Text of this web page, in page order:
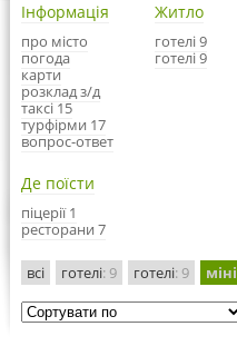
Інформація
про місто
погода
карти
розклад з/д
таксі 15
турфірми 17
вопрос-ответ
Житло
готелі 9
готелі 9
Де поїсти
піцерії 1
ресторани 7
всі готелі: 9 готелі: 9